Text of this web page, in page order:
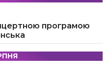
програмою